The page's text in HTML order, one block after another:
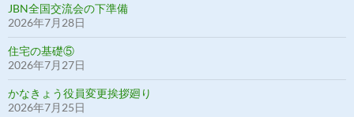
JBN全国交流会の下準備
2026年7月28日
住宅の基礎⑤
2026年7月27日
かなきょう役員変更挨拶廻り
2026年7月25日